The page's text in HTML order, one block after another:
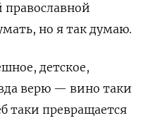
православной
но я так думаю.
детское,
верю — вино таки
таки превращается